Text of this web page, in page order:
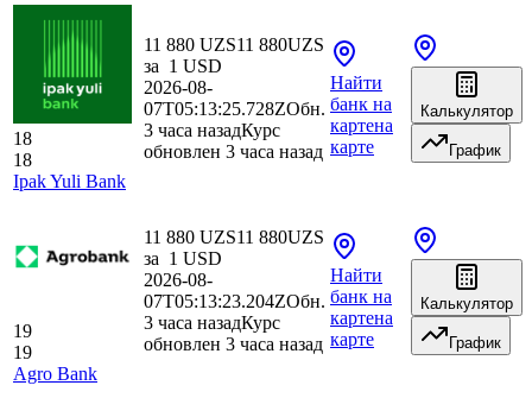
18
18
Ipak Yuli Bank
11 880 UZS11 880UZS
за 1 USD
2026-08-
07T05:13:25.728ZОбн.
3 часа назадКурс
обновлен 3 часа назад
Найти
банк на
картена
карте
Калькулятор
График
19
19
Agro Bank
11 880 UZS11 880UZS
за 1 USD
2026-08-
07T05:13:23.204ZОбн.
3 часа назадКурс
обновлен 3 часа назад
Найти
банк на
картена
карте
Калькулятор
График